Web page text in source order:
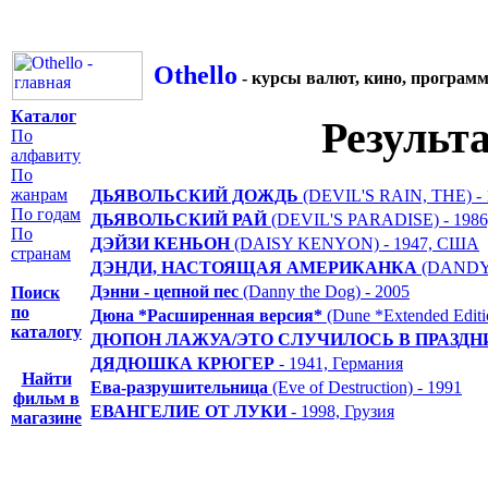
Othello - курсы валют, кино,
Каталог
По
алфавиту
По
жанрам
По годам
По
странам
Поиск
по
каталогу
Найти
фильм в
магазине
ДЬЯВОЛЬСКИЙ ДОЖДЬ (DEVIL'S RAIN, THE)
ДЬЯВОЛЬСКИЙ РАЙ(DEVIL'S PARADISE) -
ДЭЙЗИ КЕНЬОН(DAISY KENYON) - 1947, США
ДЭНДИ, НАСТОЯЩАЯ АМЕРИКАНКА
Дэнни - цепной пес (Danny the Dog) - 2005
Дюна *Расширенная версия* (Dune *Extended
ДЮПОН ЛАЖУА/ЭТО СЛУЧИЛОСЬ В
ДЯДЮШКА КРЮГЕР - 1941, Германия
Ева-разрушительница (Eve of Destruction) - 1991
ЕВАНГЕЛИЕ ОТ ЛУКИ- 1998, Грузия